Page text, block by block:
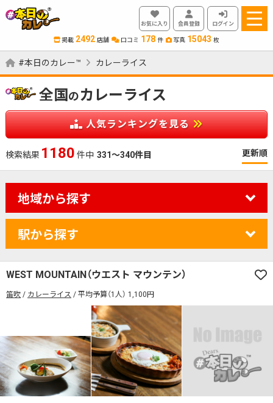
お気に入り 会員登録 ログイン
掲載 2492 店舗 口コミ 178 件 写真 15043 枚
#本日のカレー™ カレーライス
全国 のカレーライス
人気ランキングを見る
検索結果 1180 件中 331～340件目 更新順
地域から探す
カレーのジャンルを絞り込む
1人でも入りやすいお店
ランチあり 夜10時以降も営業
年中無休 5名以上の団体歓迎 テイクアウトOK
デリバリー対応 禁煙席のみ 喫煙席あり
カウンター席あり テーブル席あり テラス席あり
駅から探す
カレーのジャンルを絞り込む
駅から徒歩5分以内
無料駐車場あり 1人でも入りやすいお店
モーニングあり ランチあり 夜10時以降も営業
年中無休 5名以上の団体歓迎
WEST MOUNTAIN（ウエスト マウンテン）
笛吹 カレーライス 平均予算（1人） 1,100円